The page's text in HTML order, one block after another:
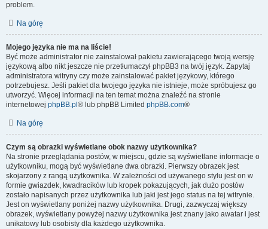
problem.
Na górę
Mojego języka nie ma na liście!
Być może administrator nie zainstalował pakietu zawierającego twoją wersję
językową albo nikt jeszcze nie przetłumaczył phpBB3 na twój język. Zapytaj
administratora witryny czy może zainstalować pakiet językowy, którego
potrzebujesz. Jeśli pakiet dla twojego języka nie istnieje, może spróbujesz go
utworzyć. Więcej informacji na ten temat można znaleźć na stronie
internetowej phpBB.pl ® lub phpBB Limited phpBB.com®
Na górę
Czym są obrazki wyświetlane obok nazwy użytkownika?
Na stronie przeglądania postów, w miejscu, gdzie są wyświetlane informacje o
użytkowniku, mogą być wyświetlane dwa obrazki. Pierwszy obrazek jest
skojarzony z rangą użytkownika. W zależności od używanego stylu jest on w
formie gwiazdek, kwadracików lub kropek pokazujących, jak dużo postów
zostało napisanych przez użytkownika lub jaki jest jego status na tej witrynie.
Jest on wyświetlany poniżej nazwy użytkownika. Drugi, zazwyczaj większy
obrazek, wyświetlany powyżej nazwy użytkownika jest znany jako awatar i jest
unikatowy lub osobisty dla każdego użytkownika.